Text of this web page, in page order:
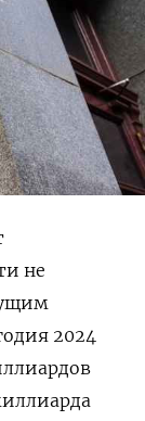
не
2024